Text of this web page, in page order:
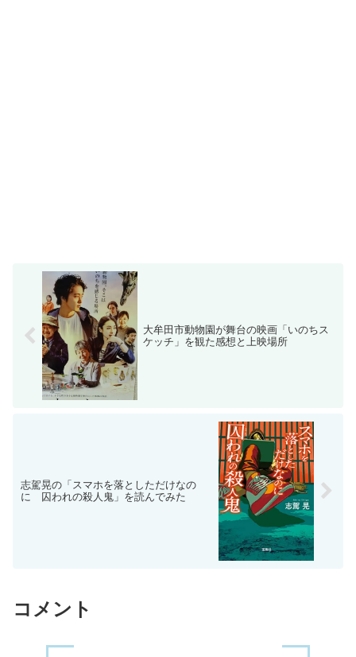
大牟田市動物園が舞台の映画「いのちス
ケッチ」を観た感想と上映場所
志駕晃の「スマホを落としただけなの
に 囚われの殺人鬼」を読んでみた
コメント